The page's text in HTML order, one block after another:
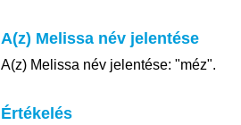
A(z) Melissa név jelentése
A(z) Melissa név jelentése: "méz".
Értékelés